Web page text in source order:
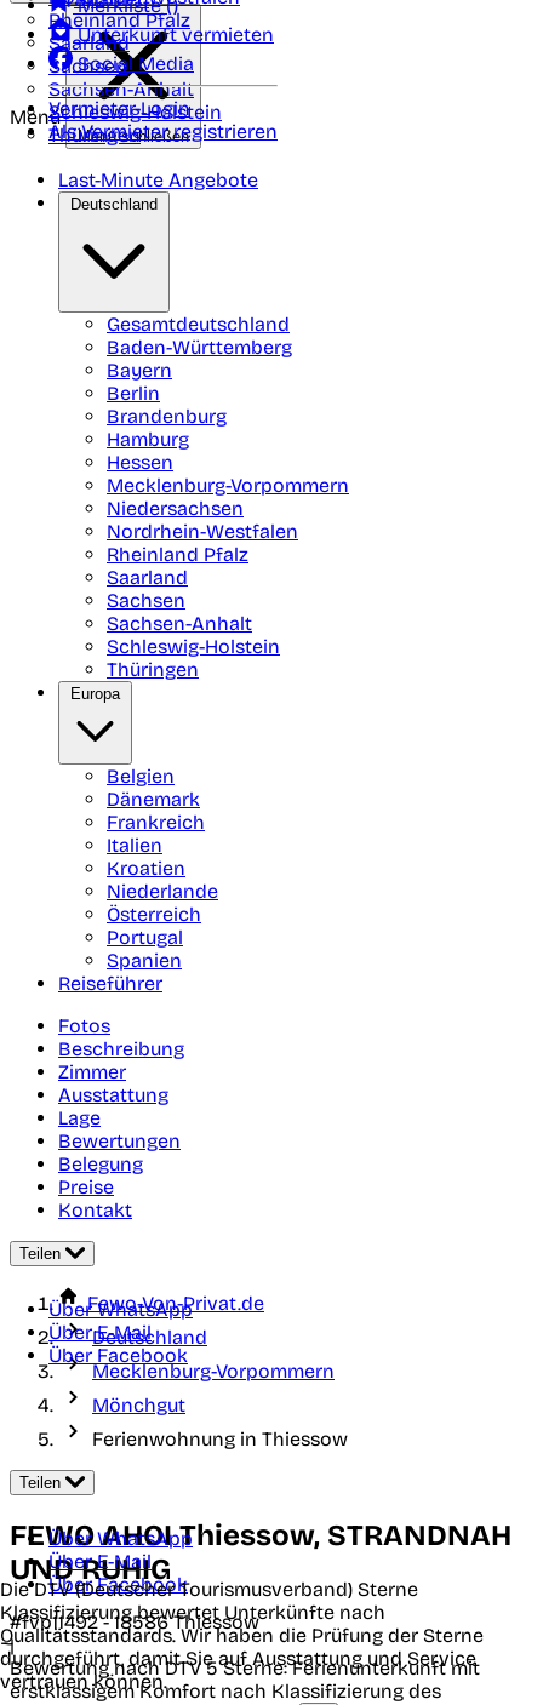
Rheinland Pfalz
Saarland
Sachsen
Sachsen-Anhalt
Schleswig-Holstein
Thüringen
Merkliste ()
Unterkunft vermieten
Social Media
Vermieter-Login
Als Vermieter registrieren
Menü
Menü schließen
Last-Minute Angebote
Deutschland
Gesamtdeutschland
Baden-Württemberg
Bayern
Berlin
Brandenburg
Hamburg
Hessen
Mecklenburg-Vorpommern
Niedersachsen
Nordrhein-Westfalen
Rheinland Pfalz
Saarland
Sachsen
Sachsen-Anhalt
Schleswig-Holstein
Thüringen
Europa
Belgien
Dänemark
Frankreich
Italien
Kroatien
Niederlande
Österreich
Portugal
Spanien
Reiseführer
Fotos
Beschreibung
Zimmer
Ausstattung
Lage
Bewertungen
Belegung
Preise
Kontakt
Teilen
Über WhatsApp
Über E-Mail
Über Facebook
Fewo-Von-Privat.de
Deutschland
Mecklenburg-Vorpommern
Mönchgut
Ferienwohnung in Thiessow
Teilen
Über WhatsApp
Über E-Mail
Über Facebook
FEWO AHOI Thiessow, STRANDNAH
UND RUHIG
#fvp11492 -18586Thiessow
|
Bewertung nach DTV 5 Sterne: Ferienunterkunft mit
erstklassigem Komfort nach Klassifizierung des
Die DTV (Deutscher Tourismusverband) Sterne
Klassifizierung bewertet Unterkünfte nach
Qualitätsstandards. Wir haben die Prüfung der Sterne
durchgeführt, damit Sie auf Ausstattung und Service
vertrauen können.